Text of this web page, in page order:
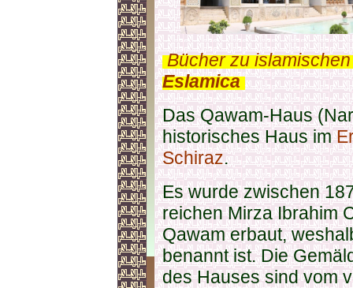
.Bücher zu
Eslamica.
Das Qawam-Haus
historisches Haus im
Schiraz.
Es wurde zwischen
reichen Mirza Ibrahim
Qawam erbaut,
benannt ist. Die
des Hauses sind vom